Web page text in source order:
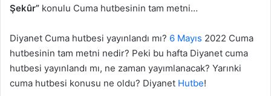
Şekûr” konulu Cuma hutbesinin tam metni…
Diyanet Cuma hutbesi yayınlandı mı? 6 Mayıs 2022 Cuma
hutbesinin tam metni nedir? Peki bu hafta Diyanet cuma
hutbesi yayınlandı mı, ne zaman yayımlanacak? Yarınki
cuma hutbesi konusu ne oldu? Diyanet Hutbe!